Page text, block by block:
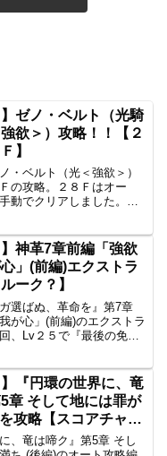
】ゼノ・ベルト（光騎
欲＞）攻略！！【２
】
ベルト（光＜強欲＞）
の攻略。２８Ｆはオー
動でクリアしました。そ
】神革7章前編「強欲
」(前編)エクストラ
ーク？】
選ばぬ、革命を』第7章
が心」(前編)のエクストラ
、Lv２５で『最後の免罪
】『円環の世界に、竜
章 そして地には罪が
攻略【スコアチャレ
、竜は啼ク』第5章 そし